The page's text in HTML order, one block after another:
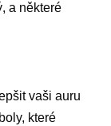
a některé
vaši auru
které